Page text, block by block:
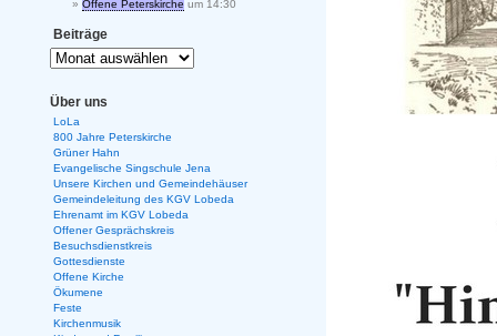
Offene Peterskirche um 14:30
Beiträge
Über uns
LoLa
800 Jahre Peterskirche
Grüner Hahn
Evangelische Singschule Jena
Unsere Kirchen und Gemeindehäuser
Gemeindeleitung des KGV Lobeda
Ehrenamt im KGV Lobeda
Offener Gesprächskreis
Besuchsdienstkreis
Gottesdienste
Offene Kirche
Ökumene
Feste
Kirchenmusik